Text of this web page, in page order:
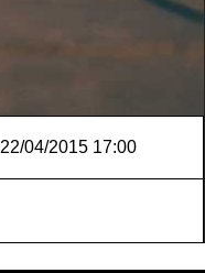
22/04/2015 17:00